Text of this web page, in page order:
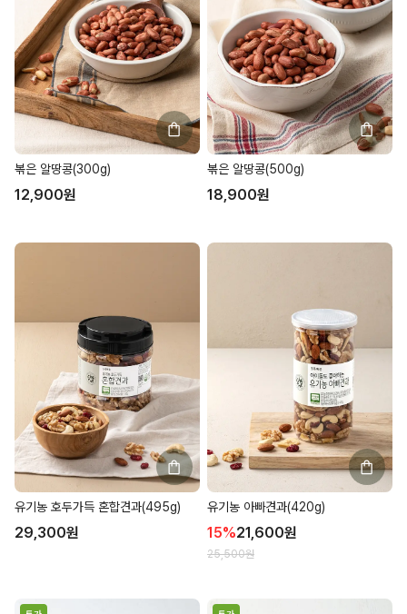
볶은 알땅콩(300g)
12,900원
볶은 알땅콩(500g)
18,900원
유기농 호두가득 혼합견과(495g)
29,300원
유기농 아빠견과(420g)
15%21,600원
25,500원